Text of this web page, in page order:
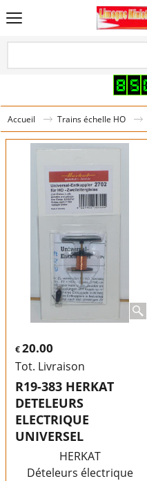
Accueil Trains échelle HO
€20.00
Tot. Livraison
R19-383 HERKAT
DETELEURS
ELECTRIQUE
UNIVERSEL
HERKAT
Dételeurs électrique